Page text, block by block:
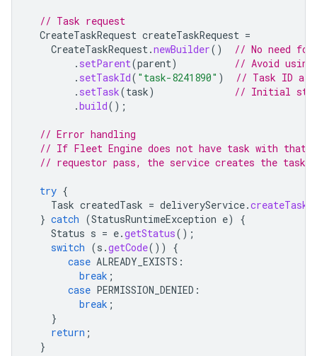
// Task request
CreateTaskRequest createTaskRequest =
CreateTaskRequest.newBuilder()
// No need for
. setParent(parent)
// Avoid
. setTaskId( "task-8241890" )
// Task ID
. setTask(task)
// Initial
.build();
// Error handling
// If Fleet Engine does not have task with that
// requestor pass, the service creates the task
try {
Task createdTask = deliveryService.createTask
} catch (StatusRuntimeException e)
{
Status s = e.getStatus();
switch (s .getCode())
{
case ALREADY_EXISTS :
break ;
case PERMISSION_DENIED :
break ;
}
return ;
}